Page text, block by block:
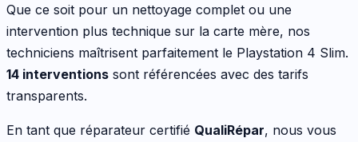
Que ce soit pour un nettoyage complet ou une
intervention plus technique sur la carte mère, nos
techniciens maîtrisent parfaitement le Playstation 4 Slim.
14 interventions sont référencées avec des tarifs
transparents.
En tant que réparateur certifié QualiRépar, nous vous